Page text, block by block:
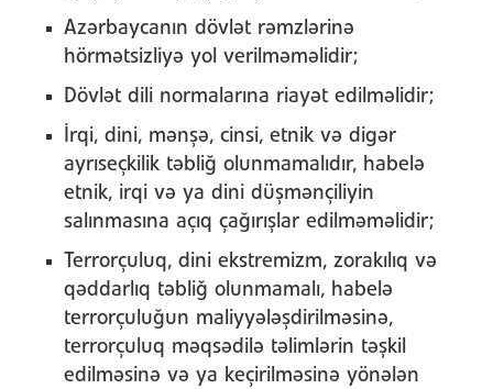
Azərbaycanın dövlət rəmzlərinə
hörmətsizliyə yol verilməməlidir;
Dövlət dili normalarına riayət edilməlidir;
İrqi, dini, mənşə, cinsi, etnik və digər
ayrıseçkilik təbliğ olunmamalıdır, habelə
etnik, irqi və ya dini düşmənçiliyin
salınmasına açıq çağırışlar edilməməlidir;
Terrorçuluq, dini ekstremizm, zorakılıq və
qəddarlıq təbliğ olunmamalı, habelə
terrorçuluğun maliyyələşdirilməsinə,
terrorçuluq məqsədilə təlimlərin təşkil
edilməsinə və ya keçirilməsinə yönələn